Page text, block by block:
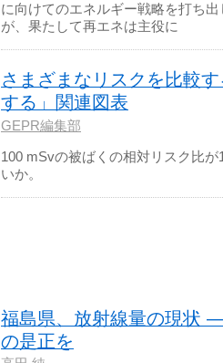
に向けてのエネルギー戦略を打ち
が、果たして再エネは主役に
さまざまなリスクを比較
する」関連図表
GEPR編集部
100 mSvの被ばくの相対リスク比
いか。
福島県、放射線量の現状
の是正を